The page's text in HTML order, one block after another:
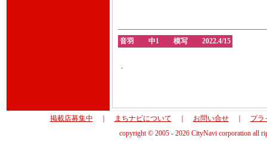
音羽 中1 模写 2022.4/15
.
掲載店募集中 まちナビについて お問い合せ｜
プラ
copyright © 2005 - 2026 CityNavi corporation all